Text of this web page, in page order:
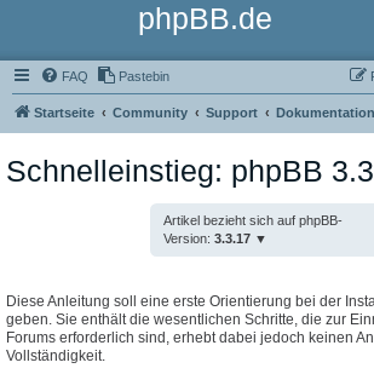
phpBB.de
FAQ Pastebin
Startseite Community Support Dokumentation
Schnelleinstieg: phpBB 3.3
Artikel bezieht sich auf phpBB-
Version: 3.3.17
Diese Anleitung soll eine erste Orientierung bei der
geben. Sie enthält die wesentlichen Schritte, die zur
Forums erforderlich sind, erhebt dabei jedoch keinen
Vollständigkeit.